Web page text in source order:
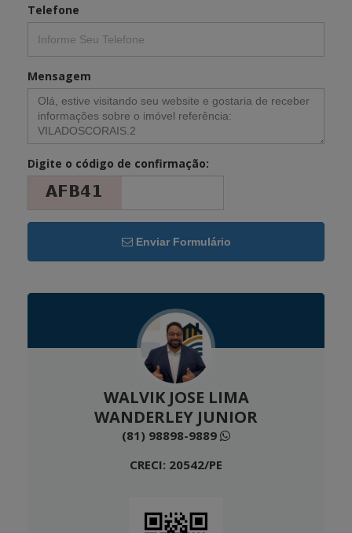
Telefone
Mensagem
Digite o código de confirmação:
Enviar Formulário
WALVIK JOSE LIMA
WANDERLEY JUNIOR
(81) 98898-9889
CRECI: 20542/PE